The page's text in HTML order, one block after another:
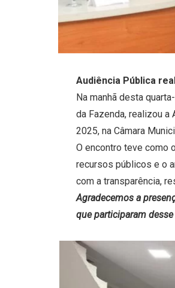
Audiência Pública
Na manhã desta
da Fazenda, realizou
2025, na Câmara
O encontro teve como
recursos públicos e o
com a transparência,
Agradecemos a
que participaram